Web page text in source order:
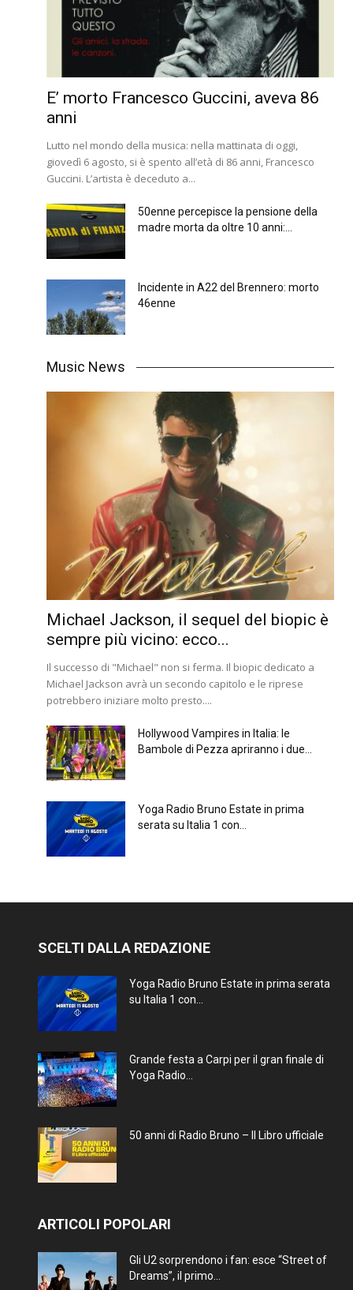
E’ morto Francesco Guccini, aveva 86
anni
Lutto nel mondo della musica: nella mattinata di oggi,
giovedì 6 agosto, si è spento all’età di 86 anni, Francesco
Guccini. L’artista è deceduto a...
50enne percepisce la pensione della
madre morta da oltre 10 anni:...
Incidente in A22 del Brennero: morto
46enne
Music News
Michael Jackson, il sequel del biopic è
sempre più vicino: ecco...
Il successo di "Michael" non si ferma. Il biopic dedicato a
Michael Jackson avrà un secondo capitolo e le riprese
potrebbero iniziare molto presto....
Hollywood Vampires in Italia: le
Bambole di Pezza apriranno i due...
Yoga Radio Bruno Estate in prima
serata su Italia 1 con...
SCELTI DALLA REDAZIONE
Yoga Radio Bruno Estate in prima serata
su Italia 1 con...
Grande festa a Carpi per il gran finale di
Yoga Radio...
50 anni di Radio Bruno – Il Libro ufficiale
ARTICOLI POPOLARI
Gli U2 sorprendono i fan: esce “Street of
Dreams”, il primo...